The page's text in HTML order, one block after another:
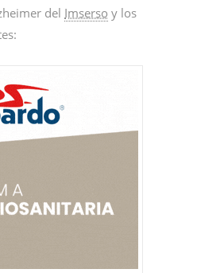
del Imserso y los